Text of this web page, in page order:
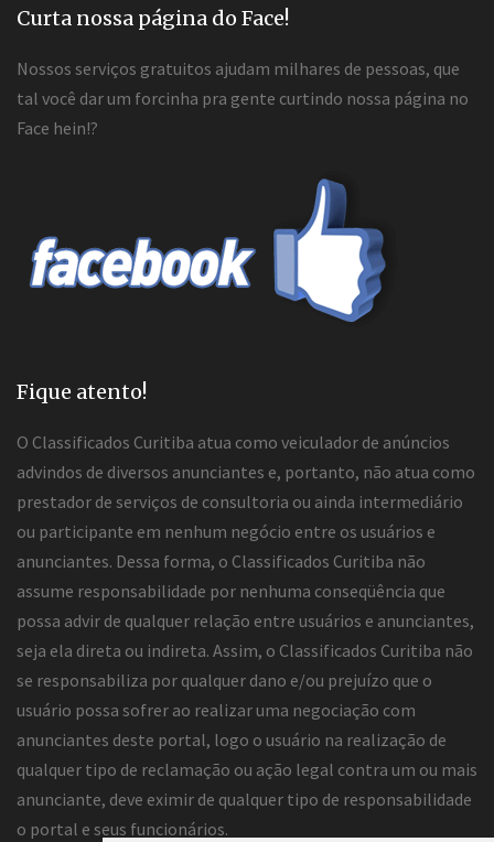
Curta nossa página do Face!
Nossos serviços gratuitos ajudam milhares de pessoas, que
tal você dar um forcinha pra gente curtindo nossa página no
Face hein!?
Fique atento!
O Classificados Curitiba atua como veiculador de anúncios
advindos de diversos anunciantes e, portanto, não atua como
prestador de serviços de consultoria ou ainda intermediário
ou participante em nenhum negócio entre os usuários e
anunciantes. Dessa forma, o Classificados Curitiba não
assume responsabilidade por nenhuma conseqüência que
possa advir de qualquer relação entre usuários e anunciantes,
seja ela direta ou indireta. Assim, o Classificados Curitiba não
se responsabiliza por qualquer dano e/ou prejuízo que o
usuário possa sofrer ao realizar uma negociação com
anunciantes deste portal, logo o usuário na realização de
qualquer tipo de reclamação ou ação legal contra um ou mais
anunciante, deve eximir de qualquer tipo de responsabilidade
o portal e seus funcionários.